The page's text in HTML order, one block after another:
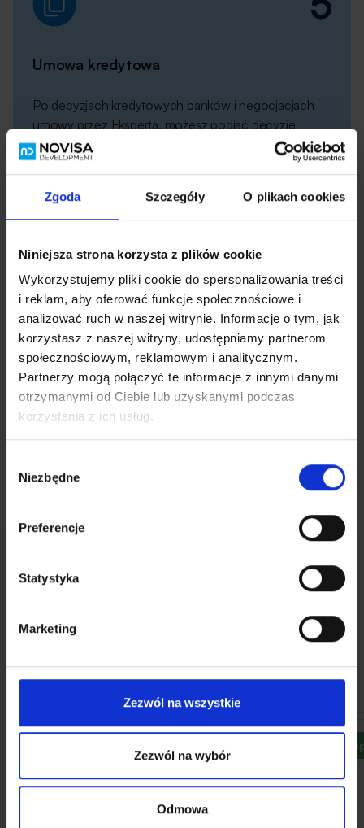
Zgoda Szczegóły O plikach cookies
Niniejsza strona korzysta z plików cookie
Wykorzystujemy pliki cookie do spersonalizowania treści
i reklam, aby oferować funkcje społecznościowe i
analizować ruch w naszej witrynie. Informacje o tym, jak
korzystasz z naszej witryny, udostępniamy partnerom
społecznościowym, reklamowym i analitycznym.
Partnerzy mogą połączyć te informacje z innymi danymi
otrzymanymi od Ciebie lub uzyskanymi podczas
korzystania z ich usług.
zgody
Niezbędne
Preferencje
Statystyka
Marketing
Zezwól na wszystkie
Zezwól na wybór
Odmowa
Umowa kredytowa
Po decyzjach kredytowych banków i negocjacjach
umowy przez Eksperta, możesz podjąć decyzję
o kredycie. Ekspert umówi Cię na podpisanie umowy.
Przeczytaj wiecej
6
Uruchomieniekredytu
Po spełnieniu warunków rozpoczniesz spłacanie rat
kredytowych z ubezpieczeniem, a po wpisie do księgi
wieczystej – docelowych rat.
Zobacz wszystkie Sprzedaż Wynajem